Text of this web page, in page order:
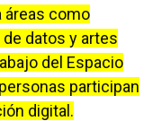
áreas como
datos y artes
del Espacio
participan
digital.